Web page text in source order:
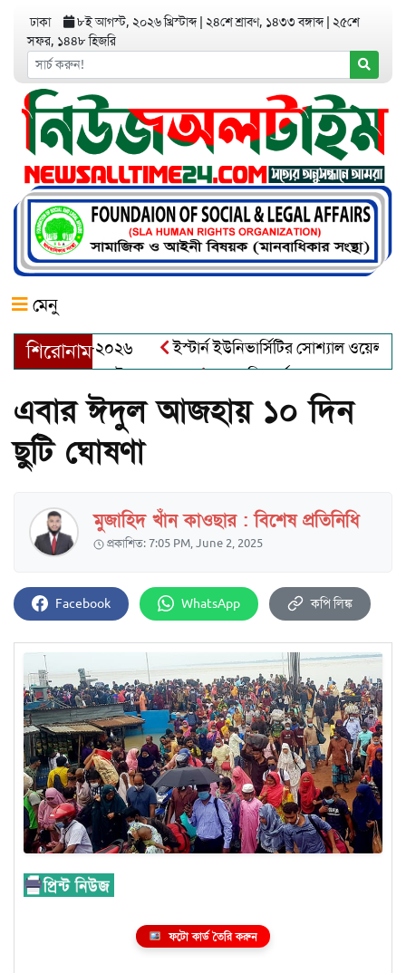
ঢাকা ৮ই আগস্ট, ২০২৬ খ্রিস্টাব্দ ২৪শে শ্রাবণ, ১৪৩৩ বঙ্গাব্দ ২৫শে
সফর, ১৪৪৮ হিজরি
মেনু
শিরোনাম
অ্যাওয়ার্ড–২০২৬
ইস্টার্ন ইউনিভার্সিটির সোশ্যাল ওয়েলফেয়ার
খালেক এর ইন্তেকাল
আত্মশুদ্ধি অর্জন ও অশুভকে বর্জন করে
এবার ঈদুল আজহায় ১০ দিন
ছুটি ঘোষণা
মুজাহিদ খাঁন কাওছার : বিশেষ প্রতিনিধি
প্রকাশিত: 7:05 PM, June 2, 2025
Facebook WhatsApp কপি লিঙ্ক
ফটো কার্ড তৈরি করুন